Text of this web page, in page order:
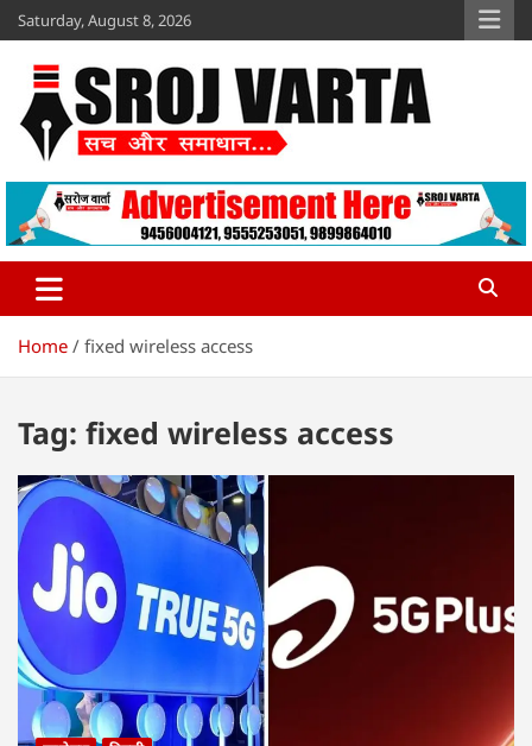
Skip
to
content
Saturday, August 8, 2026
Sroj Varta
www.srojvarta.in
Home fixed wireless access
Tag: fixed wireless access